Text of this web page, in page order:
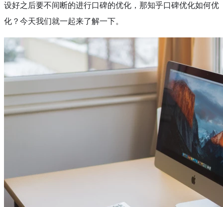
设好之后要不间断的进行口碑的优化，那知乎口碑优化如何优
化？今天我们就一起来了解一下。